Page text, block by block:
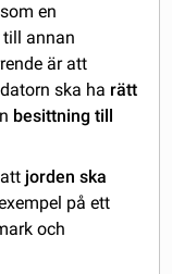
som en
annan
är att
ska ha rätt
besittning till
jorden ska
på ett
och